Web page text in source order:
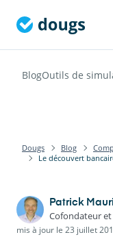
BlogOutils de
Dougs Blog
Patrick
Cofondateur et
mis à jour le 23 juillet